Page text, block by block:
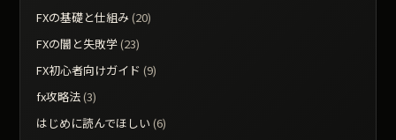
FXの基礎と仕組み(20)
FXの闇と失敗学(23)
FX初心者向けガイド (9)
fx攻略法(3)
はじめに読んでほしい (6)